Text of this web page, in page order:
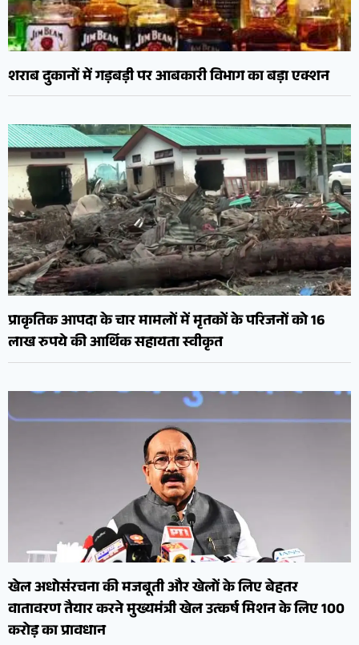
शराब दुकानों में गड़बड़ी पर आबकारी विभाग का बड़ा एक्शन
प्राकृतिक आपदा के चार मामलों में मृतकों के परिजनों को 16
लाख रुपये की आर्थिक सहायता स्वीकृत
खेल अधोसंरचना की मजबूती और खेलों के लिए बेहतर
वातावरण तैयार करने मुख्यमंत्री खेल उत्कर्ष मिशन के लिए 100
करोड़ का प्रावधान